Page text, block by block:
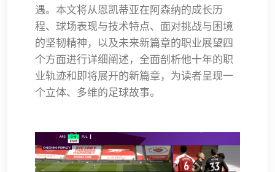
遇。本文将从恩凯蒂亚在阿森纳的成长历
程、球场表现与技术特点、面对挑战与困境
的坚韧精神，以及未来新篇章的职业展望四
个方面进行详细阐述，全面剖析他十年的职
业轨迹和即将展开的新篇章，为读者呈现一
个立体、多维的足球故事。